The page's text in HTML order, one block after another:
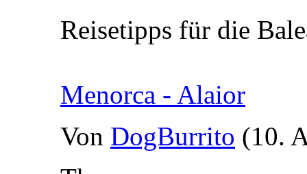
Reisetipps für die
Menorca - Alaior
Von DogBurrito (10.